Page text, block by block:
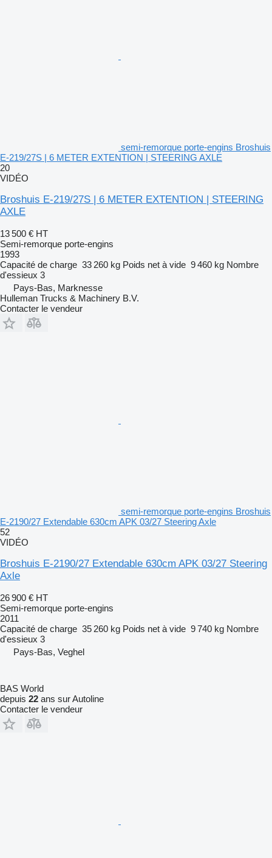
semi-remorque porte-engins Broshuis
E-219/27S | 6 METER EXTENTION | STEERING AXLE
20
VIDÉO
Broshuis E-219/27S | 6 METER EXTENTION | STEERING
AXLE
13 500 € HT
Semi-remorque porte-engins
1993
Capacité de charge 33 260 kg Poids net à vide 9 460 kg Nombre
d'essieux 3
Pays-Bas, Marknesse
Hulleman Trucks & Machinery B.V.
Contacter le vendeur
semi-remorque porte-engins Broshuis
E-2190/27 Extendable 630cm APK 03/27 Steering Axle
52
VIDÉO
Broshuis E-2190/27 Extendable 630cm APK 03/27 Steering
Axle
26 900 € HT
Semi-remorque porte-engins
2011
Capacité de charge 35 260 kg Poids net à vide 9 740 kg Nombre
d'essieux 3
Pays-Bas, Veghel
BAS World
depuis 22 ans sur Autoline
Contacter le vendeur